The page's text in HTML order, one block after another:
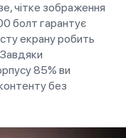
чітке зображення
болт гарантує
екрану робить
85% ви
без